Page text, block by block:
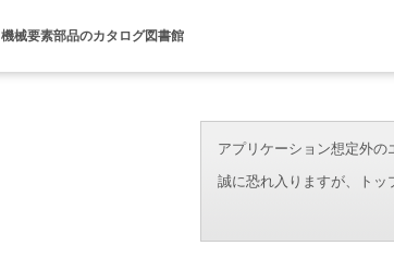
機械要素部品のカタログ図書館
アプリケーション想定外の
誠に恐れ入りますが、トッ